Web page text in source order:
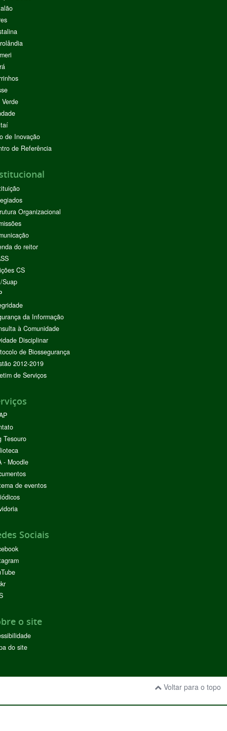
de Inovação
de Referência
Organizacional
do reitor
CS
Suap
da Informação
à Comunidade
Disciplinar
de Biossegurança
2012-2019
de Serviços
Tesouro
- Moodle
de eventos
Sociais
o site
do site
Voltar para o topo